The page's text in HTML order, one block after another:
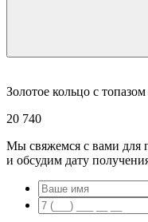
Золотое кольцо с
20 740
Мы свяжемся с вами для
и обсудим дату